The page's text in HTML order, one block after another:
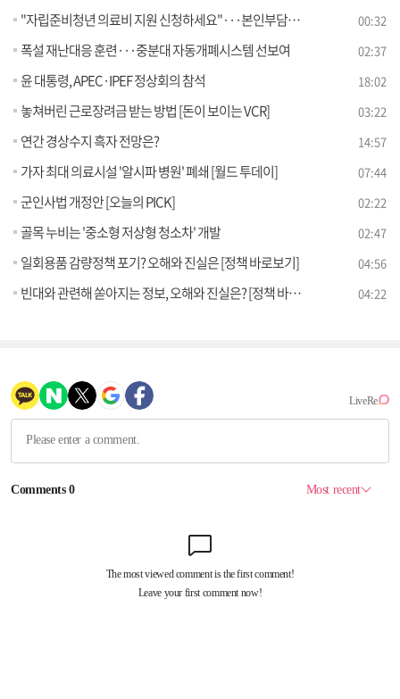
"자립준비청년 의료비 지원 신청하세요"···본인부담률 14%로 하향 00:32
폭설 재난대응 훈련···중분대 자동개폐시스템 선보여 02:37
윤 대통령, APEC·IPEF 정상회의 참석 18:02
놓쳐버린 근로장려금 받는 방법 [돈이 보이는 VCR] 03:22
연간 경상수지 흑자 전망은? 14:57
가자 최대 의료시설 '알시파 병원' 폐쇄 [월드 투데이] 07:44
군인사법 개정안 [오늘의 PICK] 02:22
골목 누비는 '중소형 저상형 청소차' 개발 02:47
일회용품 감량정책 포기? 오해와 진실은 [정책 바로보기] 04:56
빈대와 관련해 쏟아지는 정보, 오해와 진실은? [정책 바로보기] 04:22